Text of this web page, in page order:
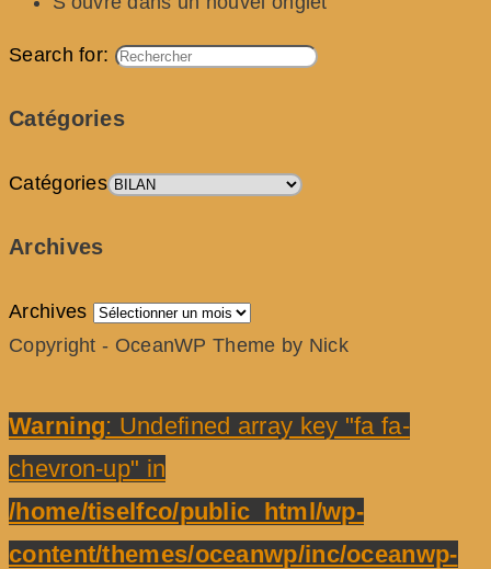
Search for:
Catégories
Catégories
Archives
Archives
Copyright - OceanWP Theme by Nick
Warning: Undefined array key "fa fa-
chevron-up" in
/home/tiselfco/public_html/wp-
content/themes/oceanwp/inc/oceanwp-